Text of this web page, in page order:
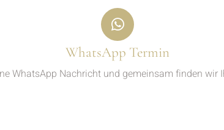
WhatsApp Termin
WhatsApp Nachricht und gemeinsam finden wir